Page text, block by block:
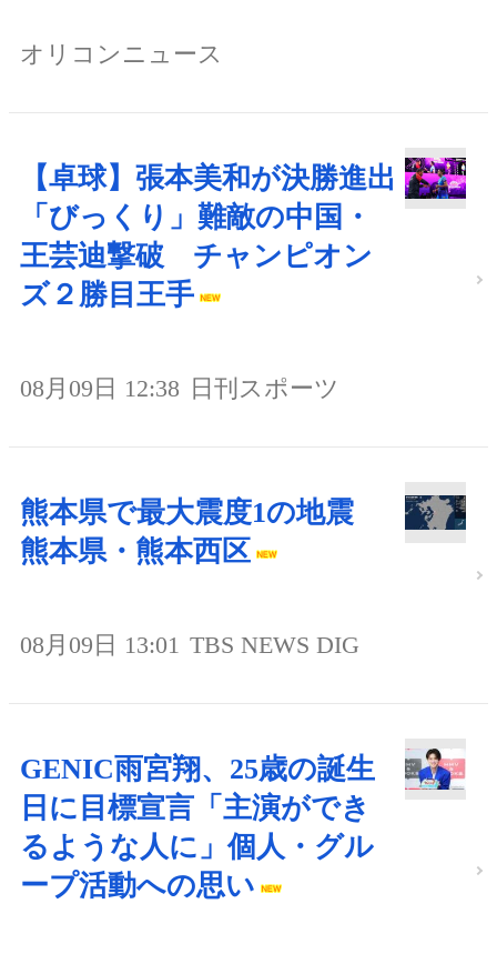
オリコンニュース
【卓球】張本美和が決勝進出
「びっくり」難敵の中国・
王芸迪撃破 チャンピオン
ズ２勝目王手
08月09日 12:38 日刊スポーツ
熊本県で最大震度1の地震
熊本県・熊本西区
08月09日 13:01 TBS NEWS DIG
GENIC雨宮翔、25歳の誕生
日に目標宣言「主演ができ
るような人に」個人・グル
ープ活動への思い